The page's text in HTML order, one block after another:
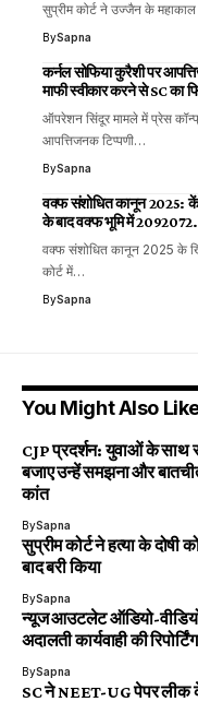
सुप्रीम कोर्ट ने उज्जैन के
BySapna
कर्नल सोफिया कुरैशी पर
माफी स्वीकार करने से SC का
ऑपरेशन सिंदूर मामले में प्रेस
आपत्तिजनक टिप्पणी…
BySapna
वक्फ संशोधित कानून 2025:
के बाद वक्फ भूमि में
वक्फ संशोधित कानून 2025 के
कोर्ट में…
BySapna
You Might Also
CJP प्रदर्शन: युवाओं के
बजाए उन्हें समझना और
कांत
BySapna
सुप्रीम कोर्ट ने हत्या के
बाद बरी किया
BySapna
न्यूज आउटलेट ऑडियो-वीडियो
अदालती कार्यवाही की
BySapna
SC ने NEET-UG पेपर लीक